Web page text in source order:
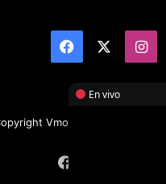
Facebook
Vmotor TI 2026, All
En vivo